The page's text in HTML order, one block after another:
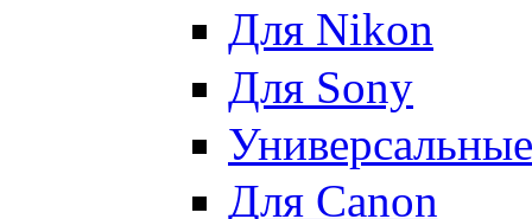
Для Nikon
Для Sony
Универсальные
Для Canon